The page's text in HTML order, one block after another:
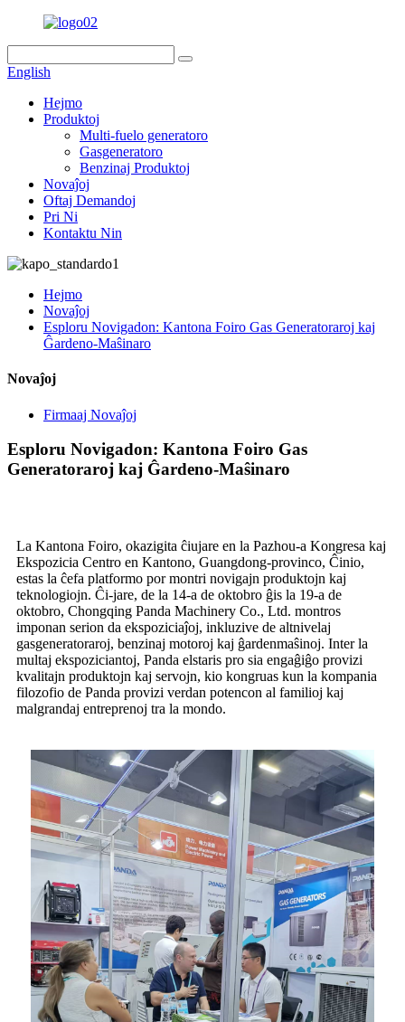
English
Hejmo
Produktoj
Multi-fuelo generatoro
Gasgeneratoro
Benzinaj Produktoj
Novaĵoj
Oftaj Demandoj
Pri Ni
Kontaktu Nin
Hejmo
Novaĵoj
Esploru Novigadon: Kantona Foiro Gas Generatoraroj kaj
Ĝardeno-Maŝinaro
Novaĵoj
Firmaaj Novaĵoj
Esploru Novigadon: Kantona Foiro Gas
Generatoraroj kaj Ĝardeno-Maŝinaro
La Kantona Foiro, okazigita ĉiujare en la Pazhou-a Kongresa kaj
Ekspozicia Centro en Kantono, Guangdong-provinco, Ĉinio,
estas la ĉefa platformo por montri novigajn produktojn kaj
teknologiojn. Ĉi-jare, de la 14-a de oktobro ĝis la 19-a de
oktobro, Chongqing Panda Machinery Co., Ltd. montros
imponan serion da ekspoziciaĵoj, inkluzive de altnivelaj
gasgeneratoraroj, benzinaj motoroj kaj ĝardenmaŝinoj. Inter la
multaj ekspoziciantoj, Panda elstaris pro sia engaĝiĝo provizi
kvalitajn produktojn kaj servojn, kio kongruas kun la kompania
filozofio de Panda provizi verdan potencon al familioj kaj
malgrandaj entreprenoj tra la mondo.